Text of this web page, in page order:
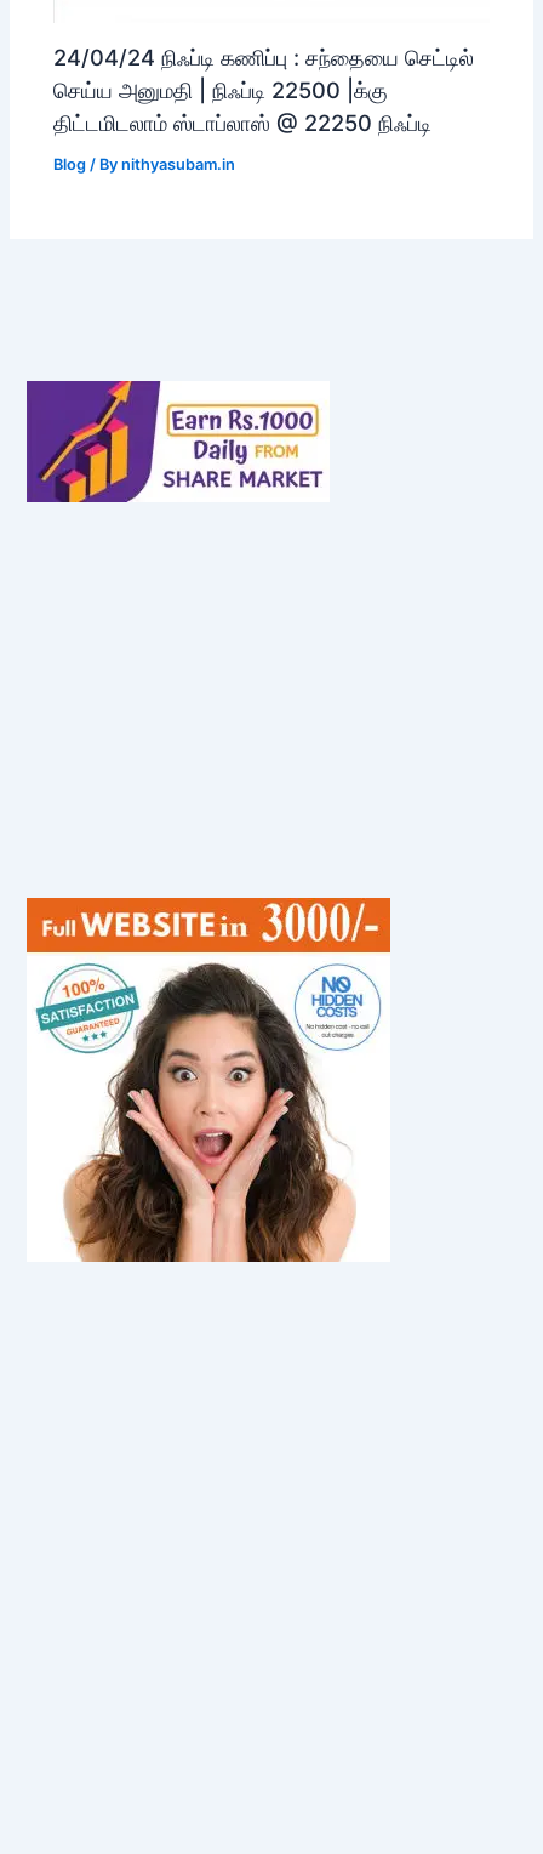
24/04/24 நிஃப்டி கணிப்பு : சந்தையை செட்டில்
செய்ய அனுமதி | நிஃப்டி 22500 |க்கு
திட்டமிடலாம் ஸ்டாப்லாஸ் @ 22250 நிஃப்டி
Blog / Bynithyasubam.in